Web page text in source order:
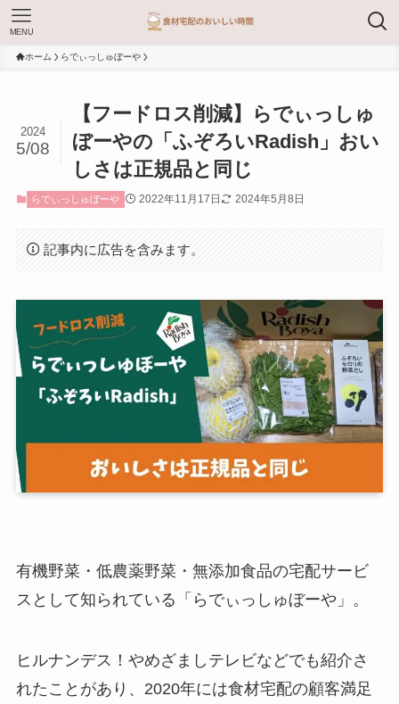
MENU
ホーム らでぃっしゅぼーや
【フードロス削減】らでぃっしゅ
ぼーやの「ふぞろいRadish」おい
しさは正規品と同じ
2024
5/08
らでぃっしゅぼーや 2022年11月17日 2024年5月8日
記事内に広告を含みます。
有機野菜・低農薬野菜・無添加食品の宅配サービ
スとして知られている 「らでぃっしゅぼーや」 。
ヒルナンデス！やめざましテレビなどでも紹介さ
れたことがあり、2020年には食材宅配の顧客満足